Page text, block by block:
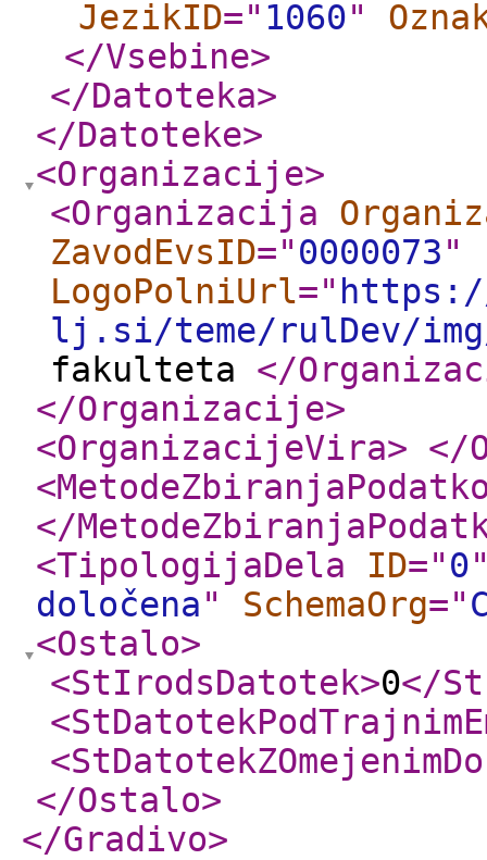
JezikID=" 1060"
</Vsebine>
</Datoteka>
</Datoteke>
<Organizacije>
<Organizacija
ZavodEvsID="0000073"
LogoPolniUrl="
lj.si/teme/rulDev/
fakulteta </
</Organizacije>
<OrganizacijeVira> </
</
<TipologijaDela
ID="0
določena" SchemaOrg="
<Ostalo>
<StIrodsDatotek>0</
</Ostalo>
</Gradivo>